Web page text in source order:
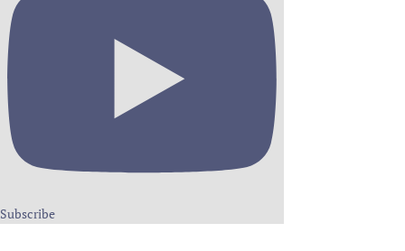
Subscribe